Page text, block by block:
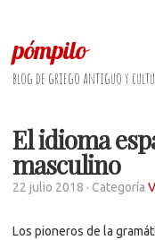
pómpilo
blog de griego antiguo y
El idioma
masculino
22 julio 2018 · Categoría
Los pioneros de la